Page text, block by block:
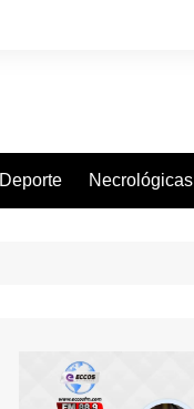
Deporte Necrológicas